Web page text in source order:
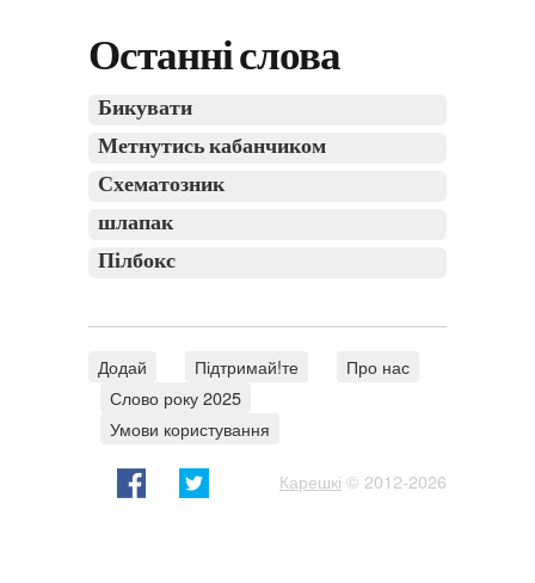
Останні слова
Бикувати
Метнутись кабанчиком
Схематозник
шлапак
Пілбокс
Додай Підтримай!те
Про нас
Слово року 2025
Умови користування
Карешкі © 2012-2026